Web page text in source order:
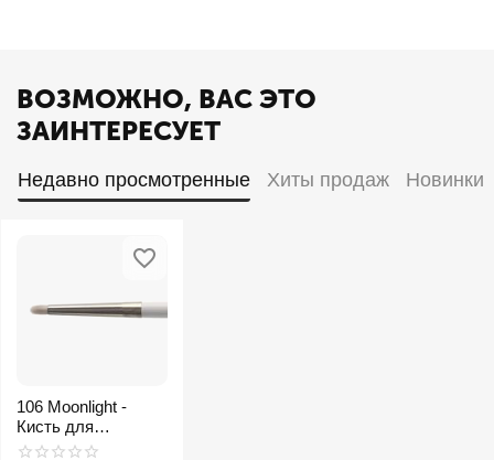
ВОЗМОЖНО, ВАС ЭТО
ЗАИНТЕРЕСУЕТ
Недавно просмотренные Хиты продаж Новинки
106 Moonlight -
Кисть для
растушевки теней